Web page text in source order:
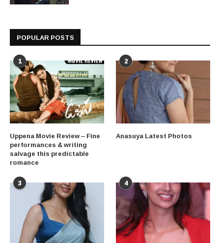
POPULAR POSTS
1
Uppena Movie Review – Fine
performances & writing
salvage this predictable
romance
2
Anasuya Latest Photos
3 4